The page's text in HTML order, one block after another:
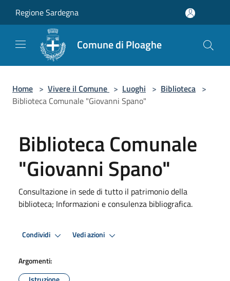
Regione Sardegna
Comune di Ploaghe
Home > Vivere il Comune > Luoghi > Biblioteca >
Biblioteca Comunale "Giovanni Spano"
Biblioteca Comunale
"Giovanni Spano"
Consultazione in sede di tutto il patrimonio della
biblioteca; Informazioni e consulenza bibliografica.
Condividi Vedi azioni
Argomenti: